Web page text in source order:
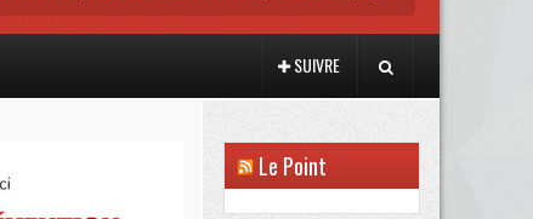
SUIVRE
Le Point